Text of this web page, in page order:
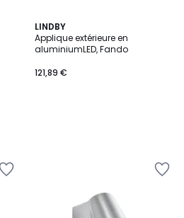
LINDBY
Applique extérieure en
aluminiumLED, Fando
121,89 €